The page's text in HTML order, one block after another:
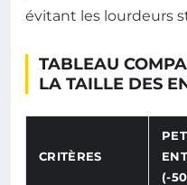
évitant les lourdeurs
TABLEAU
LA TAILLE DES
CRITÈRES
(-